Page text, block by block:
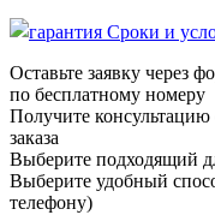
Сроки и
Оставьте заявку через
по бесплатному номеру
Получите консультацию
заказа
Выберите подходящий
Выберите удобный
телефону)